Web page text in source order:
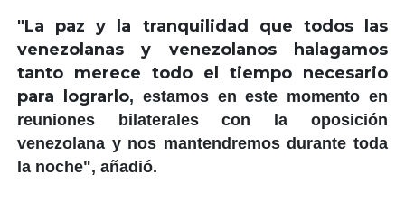
"La paz y la tranquilidad que todos las
venezolanas y venezolanos halagamos
tanto merece todo el tiempo necesario
para lograrlo, estamos en este momento en
reuniones bilaterales con la oposición
venezolana y nos mantendremos durante toda
la noche", añadió.